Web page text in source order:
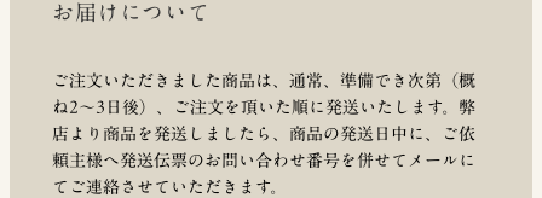
お届けについて
ご注文いただきました商品は、通常、準備でき次第（概
ね2～3日後）、ご注文を頂いた順に発送いたします。弊
店より商品を発送しましたら、商品の発送日中に、ご依
頼主様へ発送伝票のお問い合わせ番号を併せてメールに
てご連絡させていただきます。